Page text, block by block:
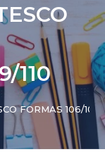
110
FORMAS 106/107/